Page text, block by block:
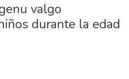
valgo
durante la edad